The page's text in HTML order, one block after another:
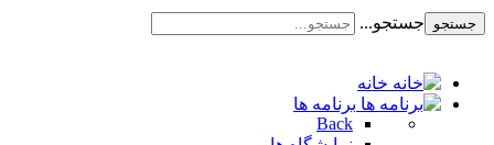
جستجو جستجو...
خانه
برنامه ها
Back